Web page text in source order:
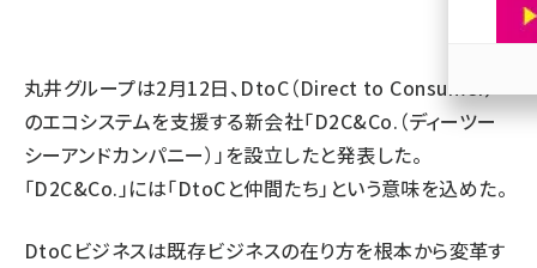
丸井グループは2月12日、DtoC（Direct to Consumer）
のエコシステムを支援する新会社「D2C&Co.（ディーツー
シーアンドカンパニー）」を設立したと発表した。
「D2C&Co.」には「DtoCと仲間たち」という意味を込めた。
DtoCビジネスは既存ビジネスの在り方を根本から変革す
参